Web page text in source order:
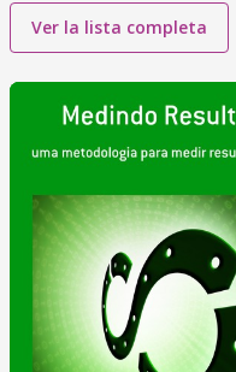
Ver la lista completa